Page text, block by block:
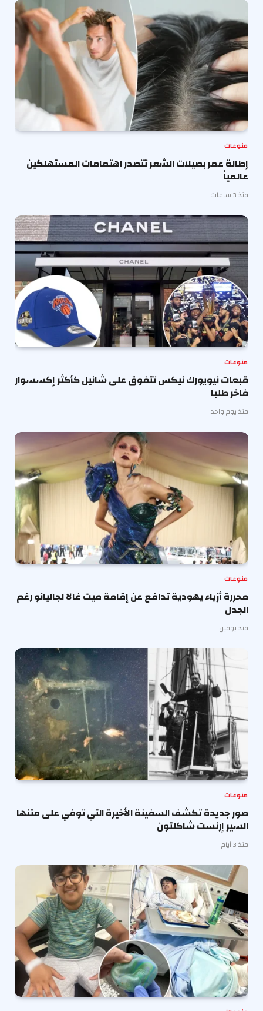
منوعات
إطالة عمر بصيلات الشعر تتصدر اهتمامات المستهلكين
عالمياً
منذ 3 ساعات
منوعات
قبعات نيويورك نيكس تتفوق على شانيل كأكثر إكسسوار
فاخر طلبا
منذ يوم واحد
منوعات
محررة أزياء يهودية تدافع عن إقامة ميت غالا لجاليانو رغم
الجدل
منذ يومين
منوعات
صور جديدة تكشف السفينة الأخيرة التي توفي على متنها
السير إرنست شاكلتون
منذ 3 أيام